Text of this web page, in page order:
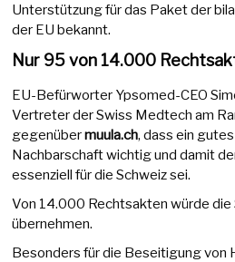
Unterstützung für das Paket der
der EU bekannt.
Nur 95 von 14.000
EU-Befürworter Ypsomed-CEO
Vertreter der Swiss Medtech am
gegenübermuula.ch, dass ein
Nachbarschaft wichtig und damit
essenziell für die Schweiz sei.
Von 14.000 Rechtsakten würde die
übernehmen.
Besonders für die Beseitigung von